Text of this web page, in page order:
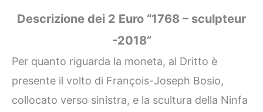
Descrizione dei 2 Euro “1768 – sculpteur
-2018”
Per quanto riguarda la moneta, al Dritto è
presente il volto di François-Joseph Bosio,
collocato verso sinistra, e la scultura della Ninfa